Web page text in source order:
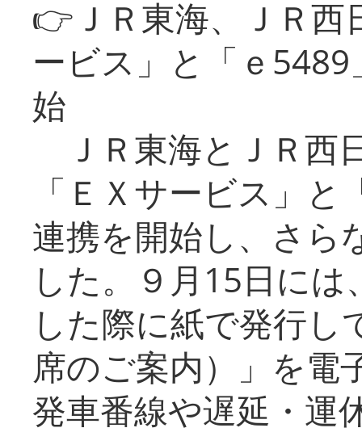
👉ＪＲ東海、ＪＲ
ービス」と「ｅ
始
ＪＲ東海とＪＲ西
「ＥＸサービス」
連携を開始し、さら
した。９月15日に
した際に紙で発行し
席のご案内）」を電
発車番線や遅延・運